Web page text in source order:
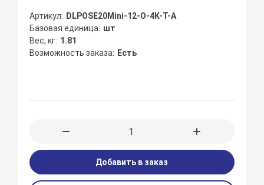
Артикул
DLPOSE20Mini-12-O-4K-T-A
Базовая единица шт
Вес, кг 1.81
Возможность заказа
Есть
Добавить в заказ